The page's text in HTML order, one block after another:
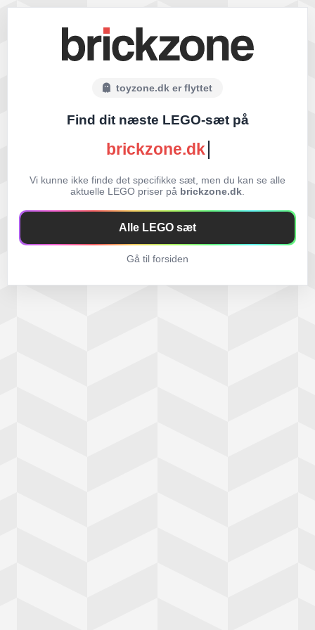
toyzone.dk er flyttet
Find dit næste LEGO-sæt på
brickzone.dk
Vi kunne ikke finde det specifikke sæt, men du kan se alle
aktuelle LEGO priser på brickzone.dk
Alle LEGO sæt
Gå til forsiden